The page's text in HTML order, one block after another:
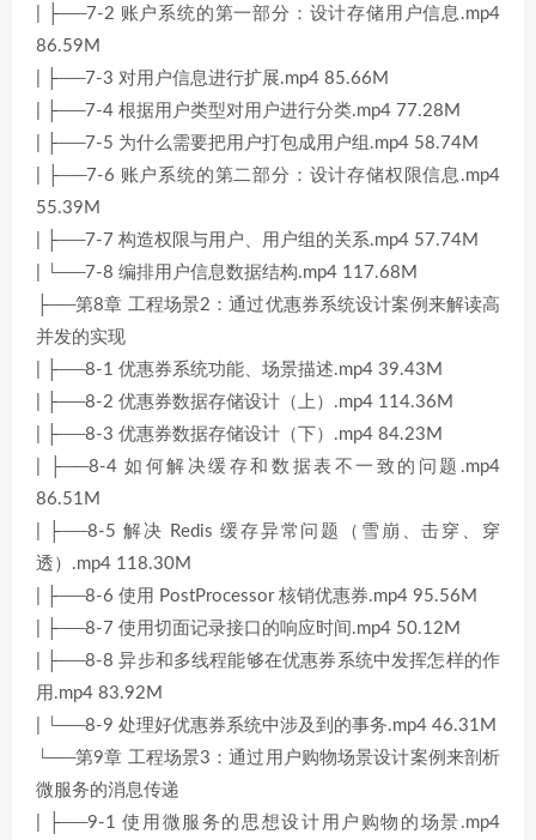
| ├──7-2 账户系统的第一部分：设计存储用户信息.mp4
86.59M
| ├──7-3 对用户信息进行扩展.mp4 85.66M
| ├──7-4 根据用户类型对用户进行分类.mp4 77.28M
| ├──7-5 为什么需要把用户打包成用户组.mp4 58.74M
| ├──7-6 账户系统的第二部分：设计存储权限信息.mp4
55.39M
| ├──7-7 构造权限与用户、用户组的关系.mp4 57.74M
| └──7-8 编排用户信息数据结构.mp4 117.68M
├──第8章 工程场景2：通过优惠券系统设计案例来解读高
并发的实现
| ├──8-1 优惠券系统功能、场景描述.mp4 39.43M
| ├──8-2 优惠券数据存储设计（上）.mp4 114.36M
| ├──8-3 优惠券数据存储设计（下）.mp4 84.23M
| ├──8-4 如何解决缓存和数据表不一致的问题.mp4
86.51M
| ├──8-5 解决 Redis 缓存异常问题（雪崩、击穿、穿
透）.mp4 118.30M
| ├──8-6 使用 PostProcessor 核销优惠券.mp4 95.56M
| ├──8-7 使用切面记录接口的响应时间.mp4 50.12M
| ├──8-8 异步和多线程能够在优惠券系统中发挥怎样的作
用.mp4 83.92M
| └──8-9 处理好优惠券系统中涉及到的事务.mp4 46.31M
└──第9章 工程场景3：通过用户购物场景设计案例来剖析
微服务的消息传递
| ├──9-1 使用微服务的思想设计用户购物的场景.mp4